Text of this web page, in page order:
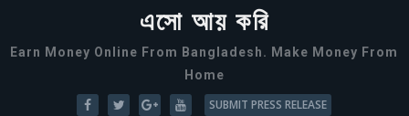
এসো আয় করি
Earn Money Online From Bangladesh. Make Money From
Home
SUBMIT PRESS RELEASE